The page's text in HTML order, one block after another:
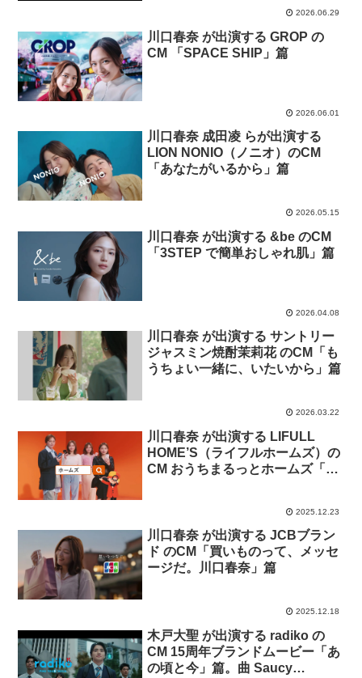
2026.06.29
川口春奈 が出演する GROP の
CM 「SPACE SHIP」篇
2026.06.01
川口春奈 成田凌 らが出演する
LION NONIO（ノニオ）のCM
「あなたがいるから」篇
2026.05.15
川口春奈 が出演する &be のCM
「3STEP で簡単おしゃれ肌」篇
2026.04.08
川口春奈 が出演する サントリー
ジャスミン焼酎茉莉花 のCM「も
うちょい一緒に、いたいから」篇
2026.03.22
川口春奈 が出演する LIFULL
HOME’S（ライフルホームズ）の
CM おうちまるっとホームズ「4
2025.12.23
川口春奈 が出演する JCBブラン
ド のCM「買いものって、メッセ
ージだ。川口春奈」篇
2025.12.18
木戸大聖 が出演する radiko の
CM 15周年ブランドムービー「あ
の頃と今」篇。曲 Saucy